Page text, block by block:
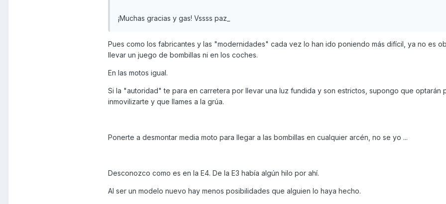
¡Muchas gracias y gas! Vssss paz_
Pues como los fabricantes y las "modernidades" cada vez lo han ido poniendo más difícil, ya no es
llevar un juego de bombillas ni en los coches.
En las motos igual.
Si la "autoridad" te para en carretera por llevar una luz fundida y son estrictos, supongo que optarán
inmovilizarte y que llames a la grúa.
Ponerte a desmontar media moto para llegar a las bombillas en cualquier arcén, no se yo ...
Desconozco como es en la E4. De la E3 había algún hilo por ahí.
Al ser un modelo nuevo hay menos posibilidades que alguien lo haya hecho.